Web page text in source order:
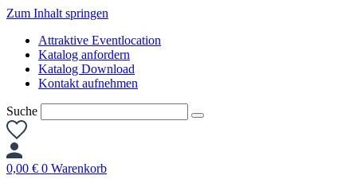
Zum Inhalt springen
Attraktive Eventlocation
Katalog anfordern
Katalog Download
Kontakt aufnehmen
Suche
0,00 € 0 Warenkorb